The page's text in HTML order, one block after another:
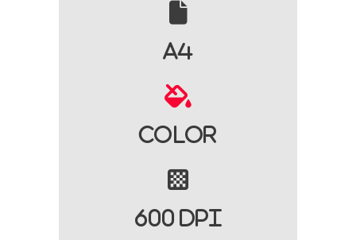
A4
Color
600 DPI